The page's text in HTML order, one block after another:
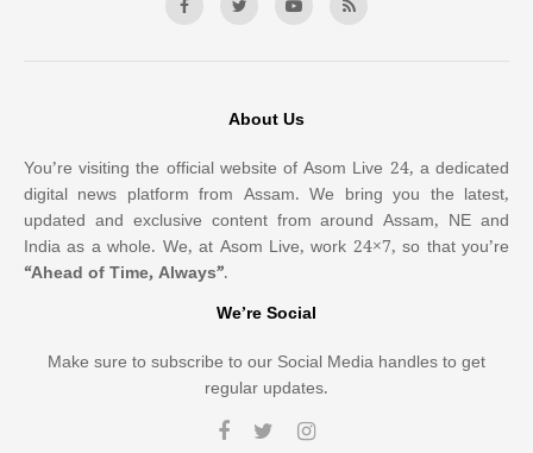
About Us
You’re visiting the official website of Asom Live 24, a dedicated
digital news platform from Assam. We bring you the latest,
updated and exclusive content from around Assam, NE and
India as a whole. We, at Asom Live, work 24×7, so that you’re
“Ahead of Time, Always”.
We’re Social
Make sure to subscribe to our Social Media handles to get
regular updates.